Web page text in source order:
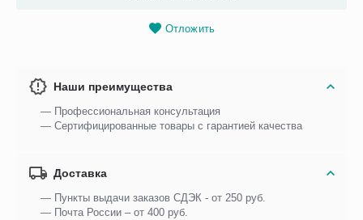
Отложить
Наши преимущества
— Профессиональная консультация
— Сертифицированные товары с гарантией качества
Доставка
— Пункты выдачи заказов СДЭК - от 250 руб.
— Почта России – от 400 руб.